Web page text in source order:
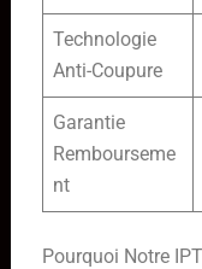
Technologie
Anti-Coupure
Garantie
Rembourseme
nt
Pourquoi Notre